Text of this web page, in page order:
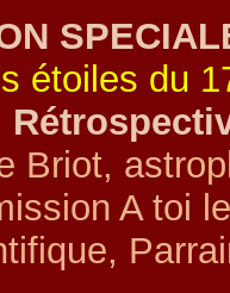
étoiles du
Briot,
A toi